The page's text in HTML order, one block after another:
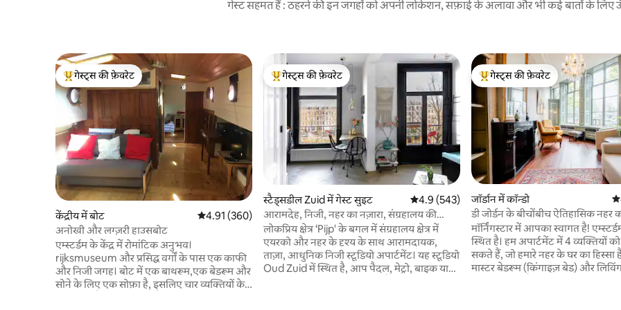
गेस्ट सहमत हैं : ठहरने की इन जगहों को अपनी लोकेशन, सफ़ाई के अलावा और भी कई बातों के लिए
गेस्ट्स का टॉप फ़ेवरेट
गेस्ट्स की फ़ेवरेट
केंद्रीय में बोट औसत रेटिंग 5 में से 4.91, 360 समीक्षाएँ
4.91 (360)
अनोखी और लग्ज़री हाउसबोट
एम्स्टर्डम के केंद्र में रोमांटिक अनुभव।
rijksmuseum और प्रसिद्ध वर्गों के पास एक काफी
और निजी जगह। बोट में एक बाथरूम,एक बेडरूम और
सोने के लिए एक सोफ़ा है, इसलिए चार व्यक्तियों के
गेस्ट्स का टॉप फ़ेवरेट
गेस्ट्स की फ़ेवरेट
स्टैड्सडील Zuid में गेस्ट सुइट औसत रेटिंग 5 में से 4.9, 543 समीक्षाएँ
4.9 (543)
आरामदेह, निजी, नहर का नज़ारा, संग्रहालय की
जगह, स्टाइलिश।
लोकप्रिय क्षेत्र ‘Pijp' के बगल में संग्रहालय क्षेत्र में
एयरको और नहर के दृश्य के साथ आरामदायक,
ताज़ा, आधुनिक निजी स्टूडियो अपार्टमेंट। यह स्टूडियो
Oud Zuid में स्थित है, आप पैदल, मेट्रो, बाइक या
गेस्ट्स का टॉप फ़ेवरेट
गेस्ट्स की फ़ेवरेट
जॉर्डान में कॉन्डो
डी जोर्डन के बीचोंबीच ऐतिहासिक नहर
मॉर्निंगस्टार में आपका स्वागत है!
स्थित है। हम अपार्टमेंट में 4 व्यक्तियों
सकते हैं, जो हमारे नहर के घर का
मास्टर बेडरूम (किंगाइज़ बेड) और